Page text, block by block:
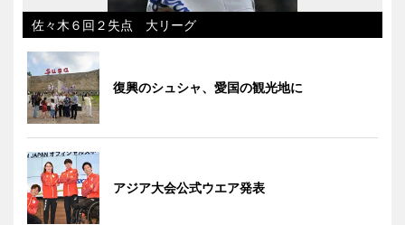
佐々木６回２失点 大リーグ
復興のシュシャ、愛国の観光地に
アジア大会公式ウエア発表